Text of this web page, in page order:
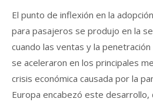
El punto de inflexión en la
para pasajeros se produjo en la
cuando las ventas y la
se aceleraron en los principales
crisis económica causada por la
Europa encabezó este desarrollo,